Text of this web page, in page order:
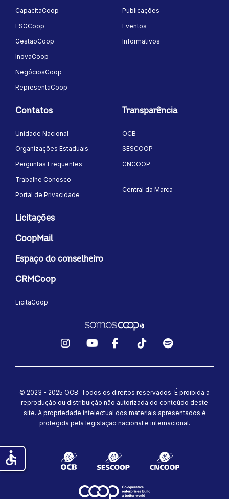
CapacitaCoop
ESGCoop
GestãoCoop
InovaCoop
NegóciosCoop
RepresentaCoop
Publicações
Eventos
Informativos
Contatos
Unidade Nacional
Organizações Estaduais
Perguntas Frequentes
Trabalhe Conosco
Portal de Privacidade
Transparência
OCB
SESCOOP
CNCOOP
Central da Marca
Licitações
CoopMail
Espaço do conselheiro
CRMCoop
LicitaCoop
© 2023 - 2025 OCB. Todos os direitos reservados. É proibida a
reprodução ou distribuição não autorizada do conteúdo deste
site. A propriedade intelectual dos materiais apresentados é
protegida pela legislação nacional e internacional.
accessible